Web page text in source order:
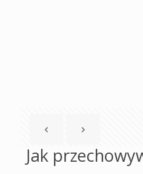
Jak